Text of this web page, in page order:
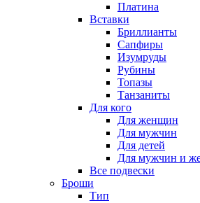
Платина
Вставки
Бриллианты
Сапфиры
Изумруды
Рубины
Топазы
Танзаниты
Для кого
Для женщин
Для мужчин
Для детей
Для мужчин и
Все подвески
Броши
Тип